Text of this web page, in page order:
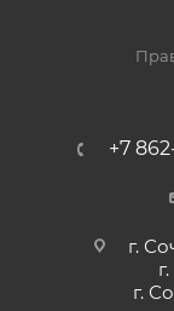
+7
г.
г.